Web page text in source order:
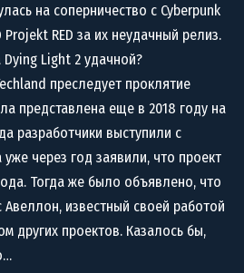
на соперничество с Cyberpunk
RED за их неудачный релиз.
Light 2 удачной?
преследует проклятие
представлена еще в 2018 году на
разработчики выступили с
через год заявили, что проект
Тогда же было объявлено, что
известный своей работой
других проектов. Казалось бы,